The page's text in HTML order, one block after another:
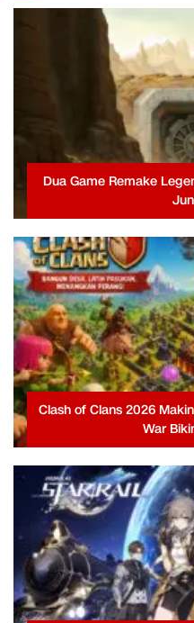
Dua Game Remake
Clash of Clans 2026
War